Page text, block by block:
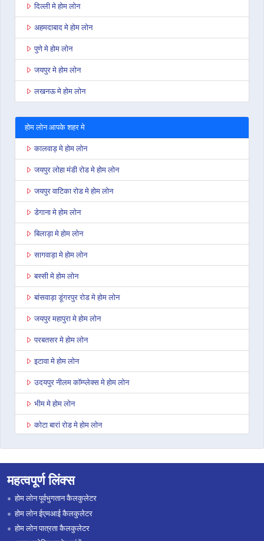
दिल्ली मे होम लोन
अहमदाबाद मे होम लोन
पुणे मे होम लोन
जयपुर मे होम लोन
लखनऊ मे होम लोन
होम लोन आपके शहर मे
कालवाड़ मे होम लोन
जयपुर लोहा मंडी रोड मे होम लोन
जयपुर वाटिका रोड मे होम लोन
डेगाना मे होम लोन
बिलाड़ा मे होम लोन
सागवाड़ा मे होम लोन
बस्सी मे होम लोन
बांसवाड़ा डूंगरपुर रोड मे होम लोन
जयपुर महापुरा मे होम लोन
परबतसर मे होम लोन
इटावा मे होम लोन
उदयपुर नीलम कॉम्प्लेक्स मे होम लोन
भीम मे होम लोन
कोटा बारां रोड मे होम लोन
जोधपुर पाओटा मे होम लोन
भरतपुर मे होम लोन
सवाई माधोपुर मे होम लोन
महत्वपूर्ण लिंक्स
होम लोन पूर्वभुगतान कैलकुलेटर
होम लोन ईएमआई कैलकुलेटर
होम लोन पात्रता कैलकुलेटर